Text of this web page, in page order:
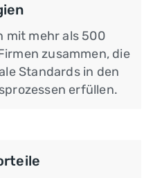
mit mehr als 500
zusammen, die
Standards in den
erfüllen.